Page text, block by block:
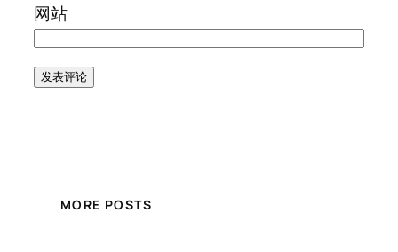
网站
MORE POSTS